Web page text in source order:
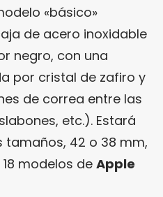
«básico»
de acero inoxidable
negro, con una
por cristal de zafiro y
de correa entre las
etc.). Estará
tamaños, 42 o 38 mm,
modelos de Apple